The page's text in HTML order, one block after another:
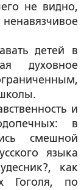
не видно,
детей в
духовное
и
в
смешной
языка
как
Гоголя, по